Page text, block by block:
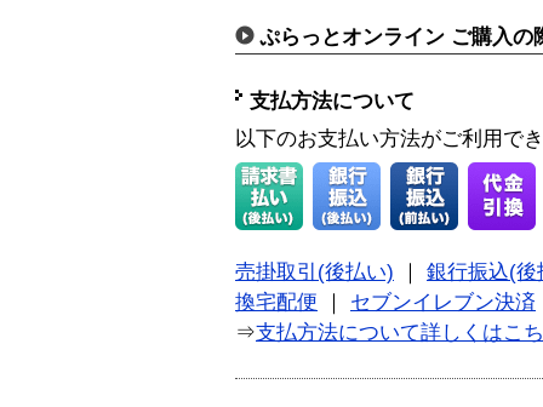
ぷらっとオンライン ご購入の
支払方法について
以下のお支払い方法がご利用で
売掛取引(後払い)
銀行振込(後
換宅配便
セブンイレブン決済
⇒支払方法について詳しくはこ